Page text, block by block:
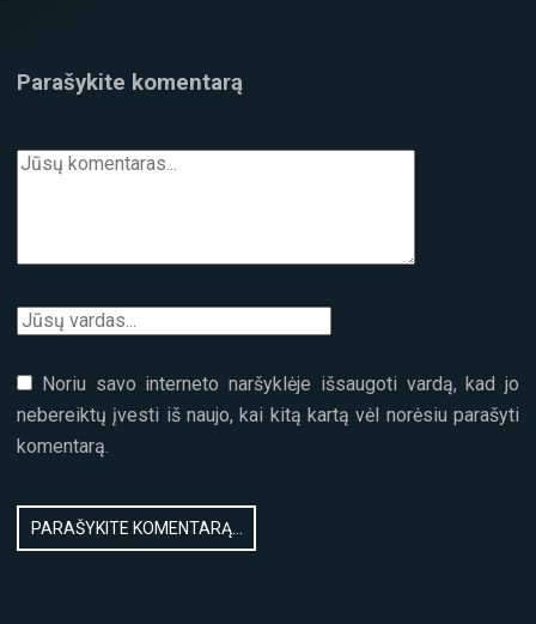
Parašykite komentarą
Noriu savo interneto naršyklėje išsaugoti vardą, kad jo
nebereiktų įvesti iš naujo, kai kitą kartą vėl norėsiu parašyti
komentarą.